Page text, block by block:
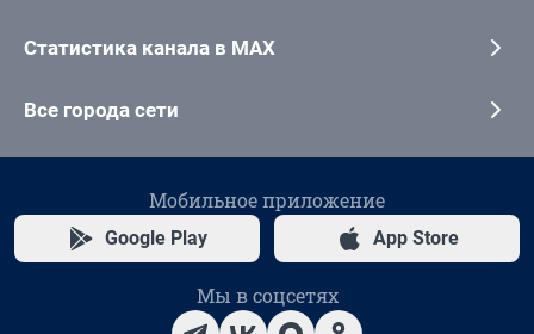
Статистика канала в MAX
Все города сети
Мобильное приложение
Google Play App Store
Мы в соцсетях